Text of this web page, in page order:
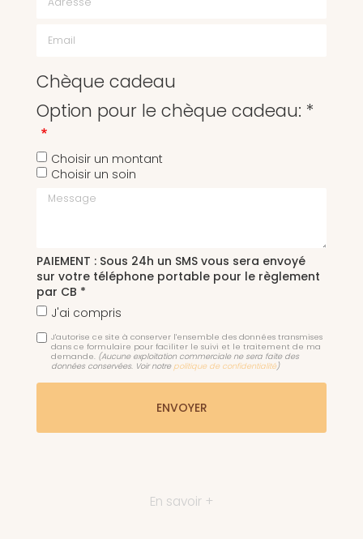
Chèque cadeau
Option pour le chèque cadeau: *
Choisir un montant
Choisir un soin
Message
PAIEMENT : Sous 24h un SMS vous sera envoyé
sur votre téléphone portable pour le règlement
par CB *
J'ai compris
J'autorise ce site à conserver l'ensemble des données transmises
dans ce formulaire pour faciliter le suivi et le traitement de ma
demande. (Aucune exploitation commerciale ne sera faite des
données conservées. Voir notre politique de confidentialité)
En savoir +